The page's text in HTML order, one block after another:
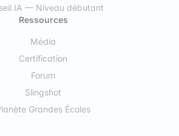
IA — Niveau débutant
Ressources
Média
Certification
Forum
Slingshot
Grandes Écoles